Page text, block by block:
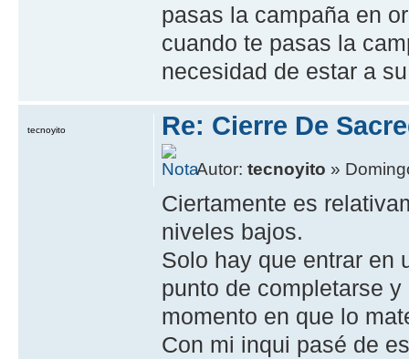
pasas la campaña en
cuando te pasas la
necesidad de estar a
Re: Cierre De
Autor:tecnoyito »
Ciertamente es
niveles bajos.
Solo hay que entrar en
punto de completarse
momento en que lo
Con mi inqui pasé de
tecnoyito